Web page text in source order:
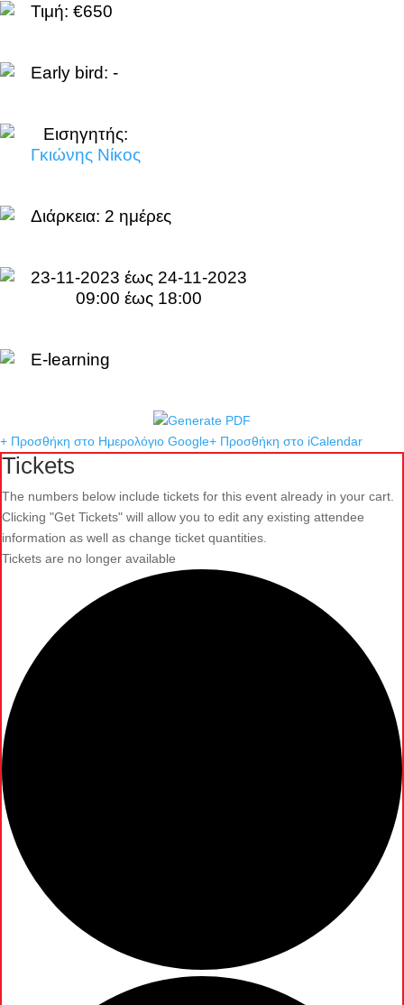
Τιμή: €650
Early bird: -
Εισηγητής:
Γκιώνης Νίκος
Διάρκεια: 2 ημέρες
23-11-2023 έως 24-11-2023
09:00 έως 18:00
E-learning
+ Προσθήκη στο Ημερολόγιο Google+ Προσθήκη στο iCalendar
Tickets
The numbers below include tickets for this event already in your cart.
Clicking "Get Tickets" will allow you to edit any existing attendee
information as well as change ticket quantities.
Tickets are no longer available